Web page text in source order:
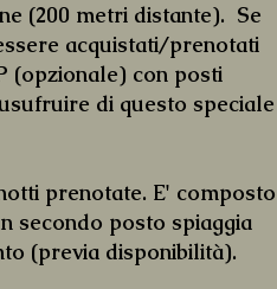
(200 metri distante). Se
acquistati/prenotati
(opzionale) con posti
di questo speciale
prenotate. E' composto
secondo posto spiaggia
(previa disponibilità).